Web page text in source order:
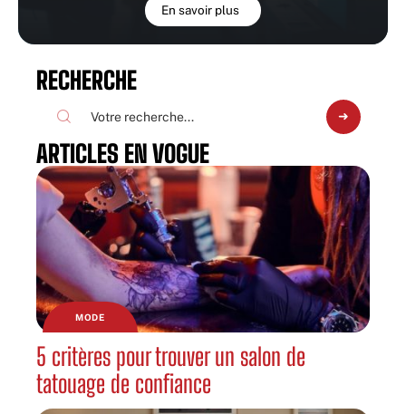
En savoir plus
RECHERCHE
ARTICLES EN VOGUE
MODE
5 critères pour trouver un salon de
tatouage de confiance